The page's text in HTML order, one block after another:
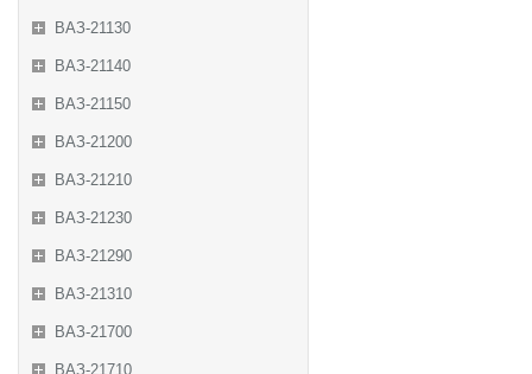
ВАЗ-21130
ВАЗ-21140
ВАЗ-21150
ВАЗ-21200
ВАЗ-21210
ВАЗ-21230
ВАЗ-21290
ВАЗ-21310
ВАЗ-21700
ВАЗ-21710